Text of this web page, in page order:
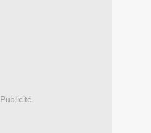
Publicité